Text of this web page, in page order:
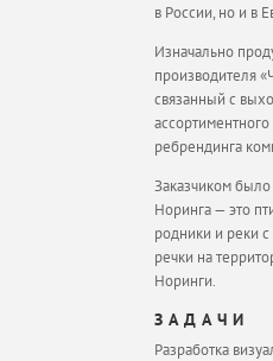
в России, но и в
Изначально
производителя
связанный с
ребрендинга
Заказчиком было
Норинга — это
родники и реки с
речки на
Норинги.
ЗАДАЧИ
Разработка